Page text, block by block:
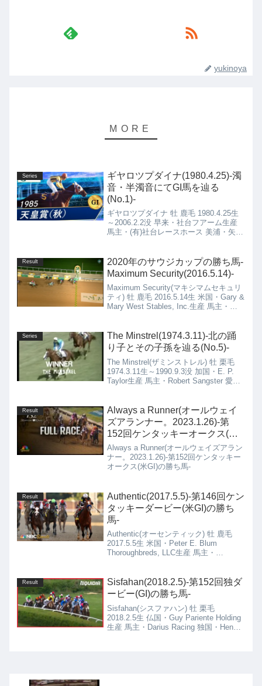
yukinoya
Series
ギヤロツプダイナ(1980.4.25)-濁
音・半濁音にてGI馬を辿る
(No.1)-
ギヤロツプダイナ 牡 鹿毛 1980.4.25生
～2006.2.2没 早来・社台フアーム生産
馬主・(有)社台レースホース 美浦・矢野
Result
2020年のサウジカップの勝ち馬-
Maximum Security(2016.5.14)-
Maximum Security(マキシマムセキュリ
ティ) 牡 鹿毛 2016.5.14生 米国・Gary &
Mary West Stables, Inc.生産 馬主・
厩舎
Series
The Minstrel(1974.3.11)-北の踊
り子とその子孫を辿る(No.5)-
The Minstrel(ザミンストレル) 牡 栗毛
1974.3.11生～1990.9.3没 加国・E. P.
Taylor生産 馬主・Robert Sangster 愛
Result
Always a Runner(オールウェイ
ズアランナー。2023.1.26)-第
152回ケンタッキーオークス(米
GI)の勝ち馬-
Always a Runner(オールウェイズアラン
ナー。2023.1.26)-第152回ケンタッキー
オークス(米GI)の勝ち馬-
Result
Authentic(2017.5.5)-第146回ケン
タッキーダービー(米GI)の勝ち
馬-
Authentic(オーセンティック) 牡 鹿毛
2017.5.5生 米国・Peter E. Blum
Thoroughbreds, LLC生産 馬主・
Starlight Racing Owner Link 米国・Bob
Baffert厩舎
Result
Sisfahan(2018.2.5)-第152回独ダ
ービー(GI)の勝ち馬-
Sisfahan(シスファハン) 牡 栗毛
2018.2.5生 仏国・Guy Pariente Holding
生産 馬主・Darius Racing 独国・Henk